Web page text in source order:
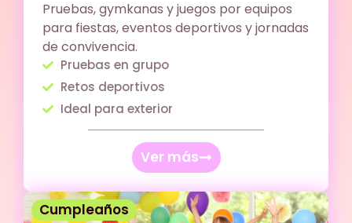
Pruebas, gymkanas y juegos por equipos
para fiestas, eventos deportivos y jornadas
de convivencia.
Pruebas en grupo
Retos deportivos
Ideal para exterior
Ver más
Cumpleaños